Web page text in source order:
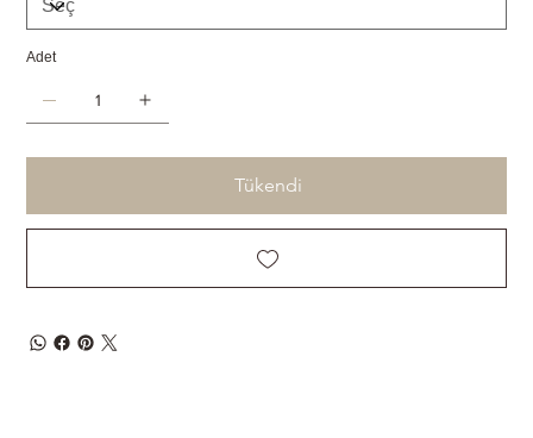
Adet
Tükendi